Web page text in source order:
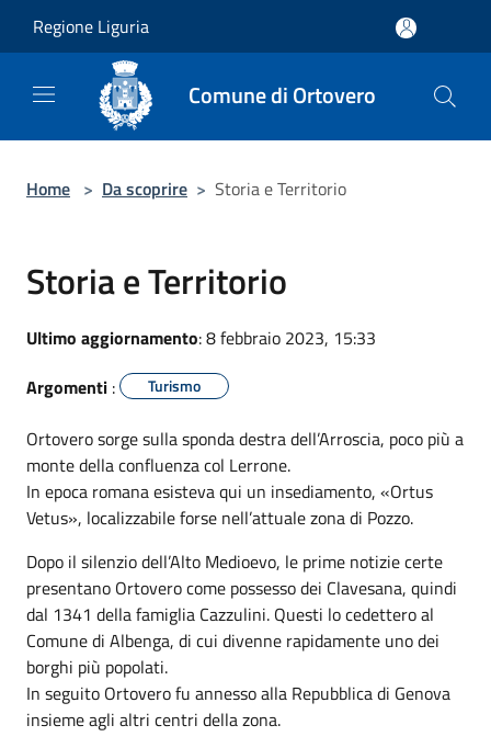
Regione Liguria
Comune di Ortovero
Home > Da scoprire > Storia e Territorio
Storia e Territorio
Ultimo aggiornamento: 8 febbraio 2023, 15:33
Argomenti : Turismo
Ortovero sorge sulla sponda destra dell’Arroscia, poco più a
monte della confluenza col Lerrone.
In epoca romana esisteva qui un insediamento, «Ortus
Vetus», localizzabile forse nell’attuale zona di Pozzo.
Dopo il silenzio dell’Alto Medioevo, le prime notizie certe
presentano Ortovero come possesso dei Clavesana, quindi
dal 1341 della famiglia Cazzulini. Questi lo cedettero al
Comune di Albenga, di cui divenne rapidamente uno dei
borghi più popolati.
In seguito Ortovero fu annesso alla Repubblica di Genova
insieme agli altri centri della zona.